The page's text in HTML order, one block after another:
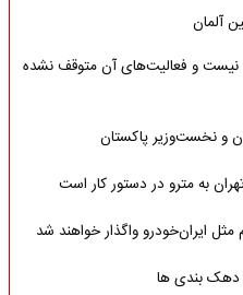
آلمان
و فعالیت‌های آن متوقف نشده
و نخست‌وزیر پاکستان
به مترو در دستور کار است
ایران‌خودرو واگذار خواهند شد
و دهک بندی ها